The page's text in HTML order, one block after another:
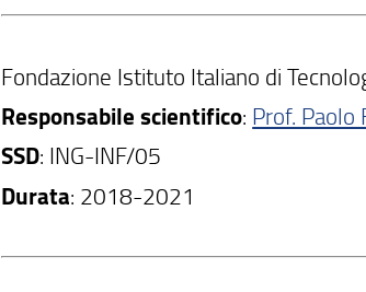
Fondazione Istituto Italiano di
Responsabile scientifico: Prof. Paolo
SSD: ING-INF/05
Durata: 2018-2021